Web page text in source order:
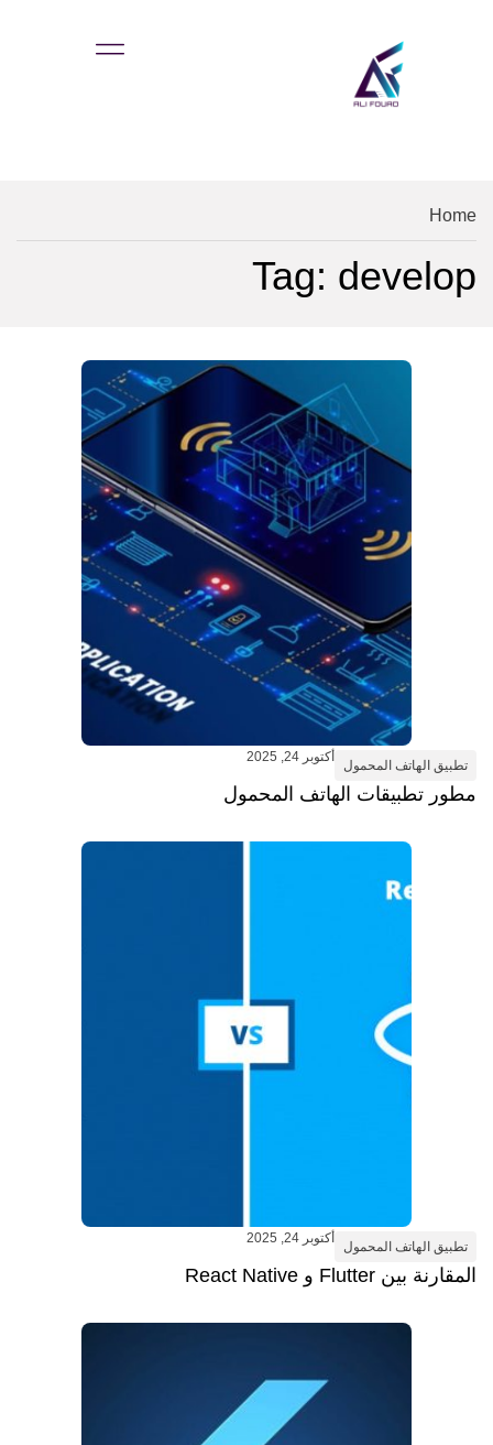
Home
Tag: develop
تطبيق الهاتف المحمول
أكتوبر 24, 2025
مطور تطبيقات الهاتف المحمول
تطبيق الهاتف المحمول
أكتوبر 24, 2025
المقارنة بين Flutter و React Native